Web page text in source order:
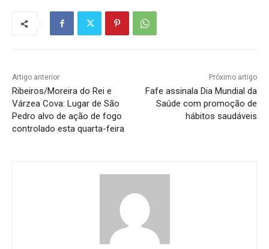
Artigo anterior
Ribeiros/Moreira do Rei e
Várzea Cova: Lugar de São
Pedro alvo de ação de fogo
controlado esta quarta-feira
Próximo artigo
Fafe assinala Dia Mundial da
Saúde com promoção de
hábitos saudáveis